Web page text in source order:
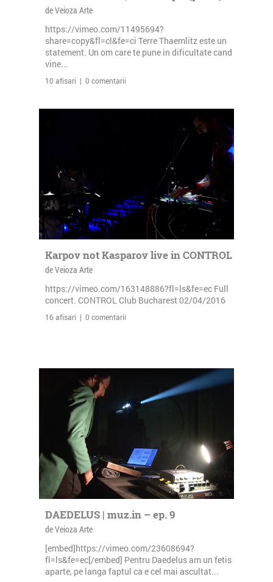
de Veioza Arte
https://vimeo.com/11495694?
share=copy&fl=cl&fe=ci Terre Thaemlitz este un
statement. Un om care te pune in dificultate cand
vine...
10 afisari | 0 comentarii
Karpov not Kasparov live in CONTROL
de Veioza Arte
https://vimeo.com/163148886?fl=ls&fe=ec Full
concert. CONTROL Club Bucharest 02/04/2016
16 afisari | 0 comentarii
DAEDELUS | muz.in – ep. 9
de Veioza Arte
[embed]https://vimeo.com/23608694?
fl=ls&fe=ec[/embed] Pentru Daedelus am un fetis
aparte, pe langa faptul ca e cel mai ascultat...